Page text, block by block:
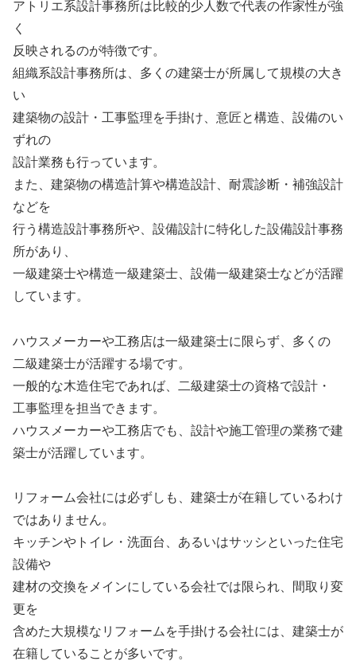
アトリエ系設計事務所は比較的少人数で代表の作家性が強
く
反映されるのが特徴です。
組織系設計事務所は、多くの建築士が所属して規模の大き
い
建築物の設計・工事監理を手掛け、意匠と構造、設備のい
ずれの
設計業務も行っています。
また、建築物の構造計算や構造設計、耐震診断・補強設計
などを
行う構造設計事務所や、設備設計に特化した設備設計事務
所があり、
一級建築士や構造一級建築士、設備一級建築士などが活躍
しています。
ハウスメーカーや工務店は一級建築士に限らず、多くの
二級建築士が活躍する場です。
一般的な木造住宅であれば、二級建築士の資格で設計・
工事監理を担当できます。
ハウスメーカーや工務店でも、設計や施工管理の業務で建
築士が活躍しています。
リフォーム会社には必ずしも、建築士が在籍しているわけ
ではありません。
キッチンやトイレ・洗面台、あるいはサッシといった住宅
設備や
建材の交換をメインにしている会社では限られ、間取り変
更を
含めた大規模なリフォームを手掛ける会社には、建築士が
在籍していることが多いです。